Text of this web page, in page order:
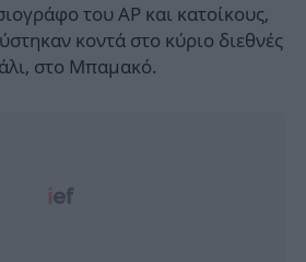
του AP και κατοίκους,
κοντά στο κύριο διεθνές
στο Μπαμακό.